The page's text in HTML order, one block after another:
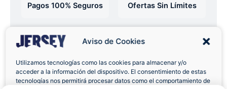
Aviso de Cookies
Utilizamos tecnologías como las cookies para almacenar y/o
acceder a la información del dispositivo. El consentimiento de estas
tecnologías nos permitirá procesar datos como el comportamiento de
Pagos 100% Seguros Ofertas Sin Límites
★★★★★ 4,9 basado en 12+ reseñas